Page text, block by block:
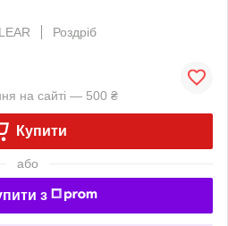
Роздріб
на сайті — 500 ₴
Купити
або
з